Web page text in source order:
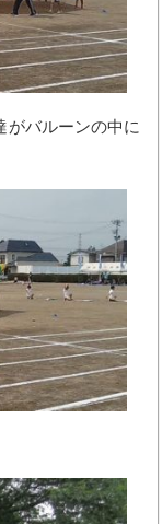
バルーンの中に